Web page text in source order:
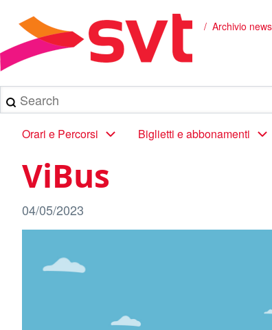
contenuto
principale
Briciole
di
pane
Archivio news
Search
Main
navigation
Orari e Percorsi Biglietti e abbonamenti
ViBus
04/05/2023